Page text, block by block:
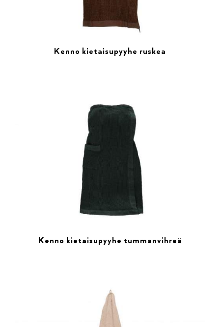
Kenno kietaisupyyhe ruskea
Kenno kietaisupyyhe tummanvihreä